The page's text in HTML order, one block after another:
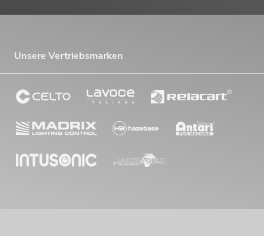
Unsere Vertriebsmarken